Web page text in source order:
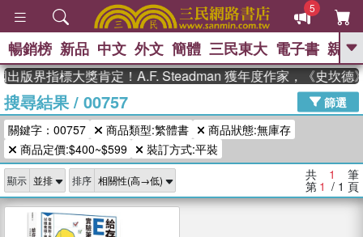
5
GO
高希均教授回憶錄
、 The Odyssey 、 父親節 、 如果歷
史是一群喵 、 暑期推薦 、
獎 臺灣漫遊錄
登輝時代 、 數學女孩：黎曼猜想 、
偉大的迷走神經
暢銷榜 新品 中文 外文 簡體 三民東大 電子書 親子
版界指標大獎肯定！A.F. Steadman 獲年度作家，《史坎德
搜尋結果/ 00757
篩選
關鍵字：00757
商品類型:繁體書
商品狀態:無庫存
商品定價:$400~$599
裝訂方式:平裝
顯示 排序 共 1 筆
第 1 / 1 頁